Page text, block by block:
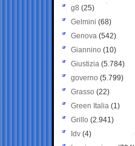
g8 (25)
Gelmini (68)
Genova (542)
Giannino (10)
Giustizia (5.784)
governo (5.799)
Grasso (22)
Green Italia (1)
Grillo (2.941)
Idv (4)